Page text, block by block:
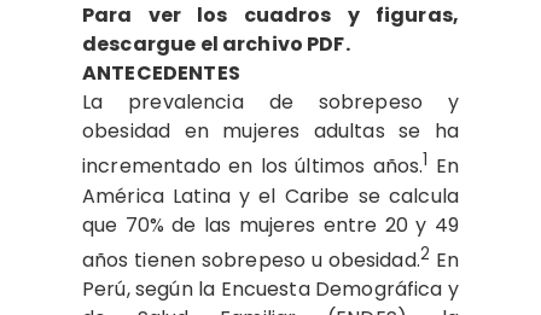
Para ver los cuadros y figuras,
descargue el archivo PDF.
ANTECEDENTES
La prevalencia de sobrepeso y
obesidad en mujeres adultas se ha
incrementado en los últimos años.1 En
América Latina y el Caribe se calcula
que 70% de las mujeres entre 20 y 49
años tienen sobrepeso u obesidad.2 En
Perú, según la Encuesta Demográfica y